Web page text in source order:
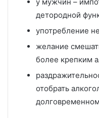
детородной
употребление
желание
более крепким
отобрать